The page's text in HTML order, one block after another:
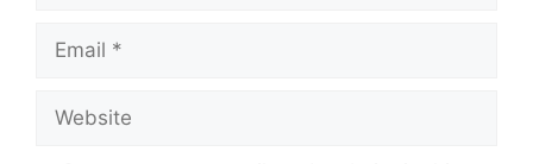
Email
Website